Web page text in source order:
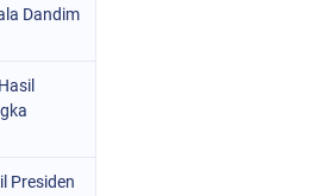
Dandim
Presiden